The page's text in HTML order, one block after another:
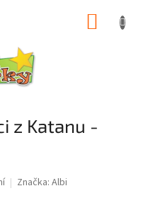
z Katanu -
Značka: Albi